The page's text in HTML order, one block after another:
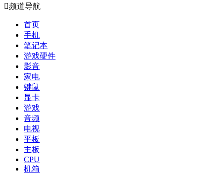
频道导航
首页
手机
笔记本
游戏硬件
影音
家电
键鼠
显卡
游戏
音频
电视
平板
主板
CPU
机箱